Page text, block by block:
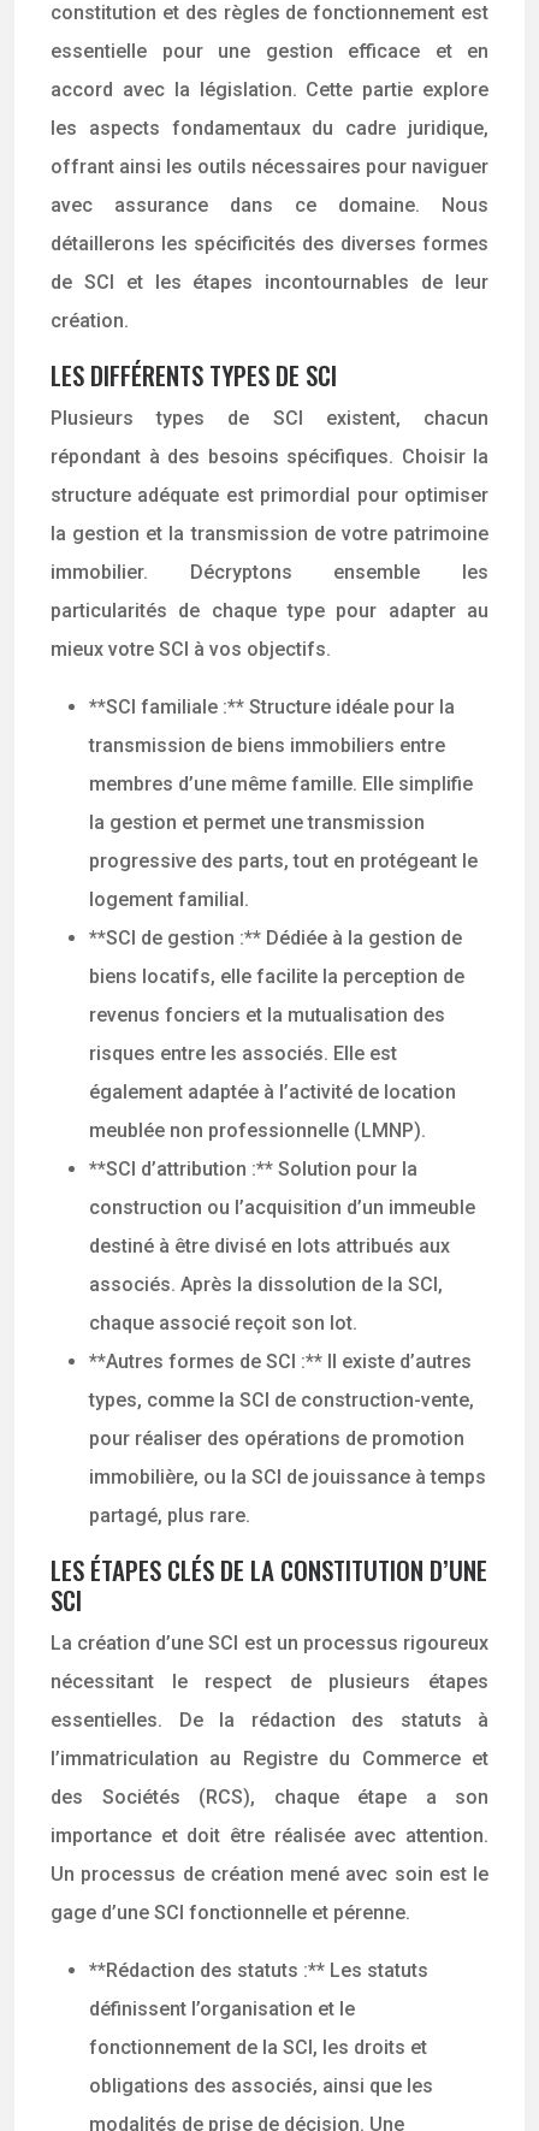
constitution et des règles de fonctionnement est
essentielle pour une gestion efficace et en
accord avec la législation. Cette partie explore
les aspects fondamentaux du cadre juridique,
offrant ainsi les outils nécessaires pour naviguer
avec assurance dans ce domaine. Nous
détaillerons les spécificités des diverses formes
de SCI et les étapes incontournables de leur
création.
LES DIFFÉRENTS TYPES DE SCI
Plusieurs types de SCI existent, chacun
répondant à des besoins spécifiques. Choisir la
structure adéquate est primordial pour optimiser
la gestion et la transmission de votre patrimoine
immobilier. Décryptons ensemble les
particularités de chaque type pour adapter au
mieux votre SCI à vos objectifs.
**SCI familiale :** Structure idéale pour la
transmission de biens immobiliers entre
membres d’une même famille. Elle simplifie
la gestion et permet une transmission
progressive des parts, tout en protégeant le
logement familial.
**SCI de gestion :** Dédiée à la gestion de
biens locatifs, elle facilite la perception de
revenus fonciers et la mutualisation des
risques entre les associés. Elle est
également adaptée à l’activité de location
meublée non professionnelle (LMNP).
**SCI d’attribution :** Solution pour la
construction ou l’acquisition d’un immeuble
destiné à être divisé en lots attribués aux
associés. Après la dissolution de la SCI,
chaque associé reçoit son lot.
**Autres formes de SCI :** Il existe d’autres
types, comme la SCI de construction-vente,
pour réaliser des opérations de promotion
immobilière, ou la SCI de jouissance à temps
partagé, plus rare.
LES ÉTAPES CLÉS DE LA CONSTITUTION D’UNE
SCI
La création d’une SCI est un processus rigoureux
nécessitant le respect de plusieurs étapes
essentielles. De la rédaction des statuts à
l’immatriculation au Registre du Commerce et
des Sociétés (RCS), chaque étape a son
importance et doit être réalisée avec attention.
Un processus de création mené avec soin est le
gage d’une SCI fonctionnelle et pérenne.
**Rédaction des statuts :** Les statuts
définissent l’organisation et le
fonctionnement de la SCI, les droits et
obligations des associés, ainsi que les
modalités de prise de décision. Une